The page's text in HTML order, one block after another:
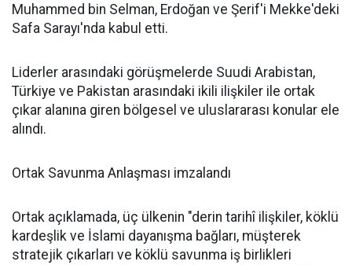
Muhammed bin Selman, Erdoğan ve Şerif'i Mekke'deki
Safa Sarayı'nda kabul etti.
Liderler arasındaki görüşmelerde Suudi Arabistan,
Türkiye ve Pakistan arasındaki ikili ilişkiler ile ortak
çıkar alanına giren bölgesel ve uluslararası konular ele
alındı.
Ortak Savunma Anlaşması imzalandı
Ortak açıklamada, üç ülkenin "derin tarihî ilişkiler, köklü
kardeşlik ve İslami dayanışma bağları, müşterek
stratejik çıkarları ve köklü savunma iş birlikleri